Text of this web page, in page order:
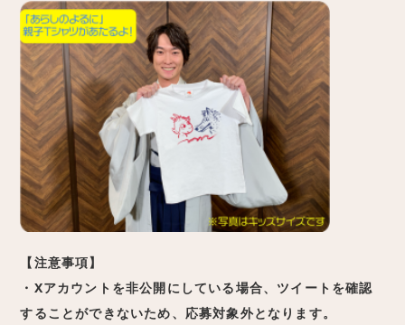
【注意事項】
・Xアカウントを非公開にしている場合、ツイートを確認
することができないため、応募対象外となります。